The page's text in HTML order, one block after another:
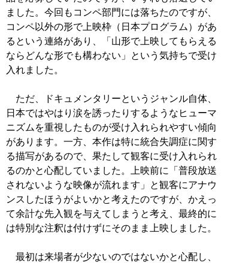
ました。今回もコンペ部門には落ちたのですが、
コンペ以外の形で上映枠（日本プログラム）があ
るという連絡があり、「山形で上映してもらえる
ならどんな形でも構わない」という気持ちで受け
入れました。
ただ、ドキュメンタリーというジャンル自体、
日本ではやはり涙を誘ったりするようなヒューマ
ニズムを重視したものが受け入れられやすい傾向
があります。一方、本作は特に統合失調症に関す
る描写があるので、果たして観客に受け入れられ
るのかと心配していました。上映前に「普段放送
されないような映像が流れます」と観客にアナウ
ンスしたほうがよいかと考えたのですが、かえっ
て余計な先入観を与えてしまうと考え、最終的に
は特別な注釈は付けずにそのまま上映しました。
最初は来場者が少ないのではないかと心配し、